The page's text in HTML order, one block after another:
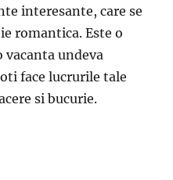
interesante, care se
romantica. Este o
vacanta undeva
face lucrurile tale
si bucurie.